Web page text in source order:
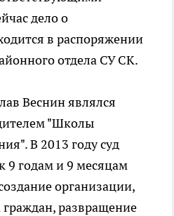
дело о
в распоряжении
отдела СУ СК.
Веснин являлся
"Школы
В 2013 году суд
9 годам и 9 месяцам
организации,
развращение